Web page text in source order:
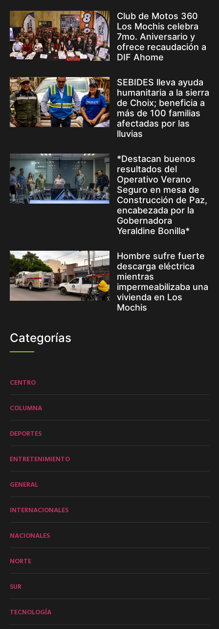
Club de Motos 360
Los Mochis celebra
7mo. Aniversario y
ofrece recaudación a
DIF Ahome
SEBIDES lleva ayuda
humanitaria a la sierra
de Choix; beneficia a
más de 100 familias
afectadas por las
lluvias
*Destacan buenos
resultados del
Operativo Verano
Seguro en mesa de
Construcción de Paz,
encabezada por la
Gobernadora
Yeraldine Bonilla*
Hombre sufre fuerte
descarga eléctrica
mientras
impermeabilizaba una
vivienda en Los
Mochis
Categorías
CENTRO
COLUMNA
DEPORTES
ENTRETENIMIENTO
GENERAL
INTERNACIONALES
NACIONALES
NORTE
SUR
TECNOLOGÍA